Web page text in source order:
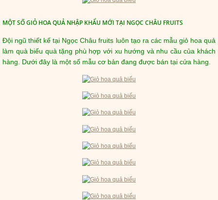
MỘT SỐ GIỎ HOA QUẢ NHẬP KHẨU MỚI TẠI NGỌC CHÂU FRUITS
Đội ngũ thiết kế tại Ngọc Châu fruits luôn tạo ra các mẫu giỏ hoa quả
làm quà biếu quà tặng phù hợp với xu hướng và nhu cầu của khách
hàng. Dưới đây là một số mẫu cơ bản đang được bán tại cửa hàng.